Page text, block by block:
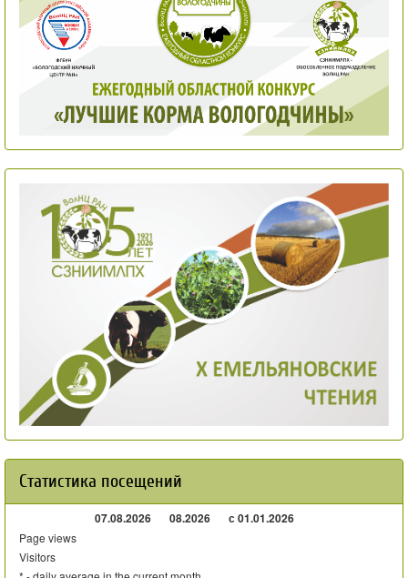
Статистика посещений
07.08.2026 08.2026 с 01.01.2026
Page views
Visitors